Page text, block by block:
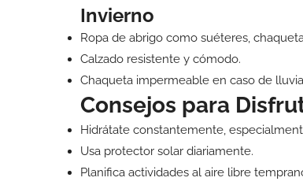
Invierno
Ropa de abrigo como suéteres,
Calzado resistente y cómodo.
Chaqueta impermeable en caso de
Consejos para
Hidrátate constantemente,
Usa protector solar diariamente.
Planifica actividades al aire libre